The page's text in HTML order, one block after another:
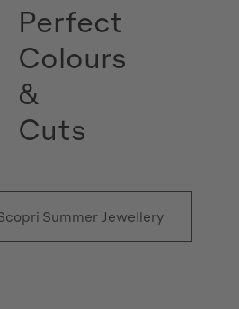
Perfect
Colours
&
Cuts
Summer Jewellery